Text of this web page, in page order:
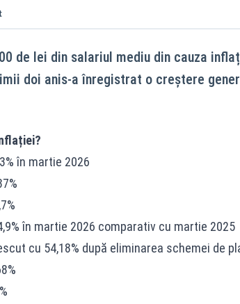
de lei din salariul mediu din cauza
doi anis-a înregistrat o creștere
în martie 2026
în martie 2026 comparativ cu martie 2025
cu 54,18% după eliminarea schemei de